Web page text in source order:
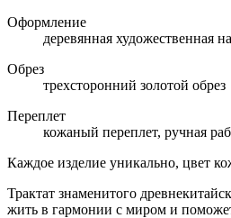
Оформление
деревянная художественная
Обрез
трехсторонний золотой обрез
Переплет
кожаный переплет, ручная
Каждое изделие уникально, цвет
Трактат знаменитого
жить в гармонии с миром и